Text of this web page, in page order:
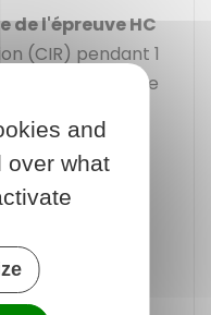
de l'épreuve HC
(CIR) pendant 1
à l'épreuve
théorique.
évaluées :
la sécurité à
and
over what